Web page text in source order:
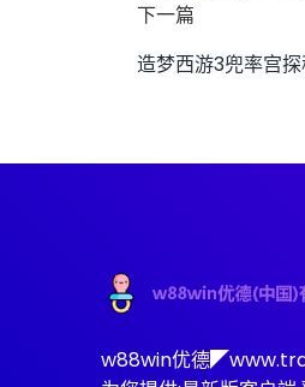
下一篇
造梦西游3兜率宫
w88win优德